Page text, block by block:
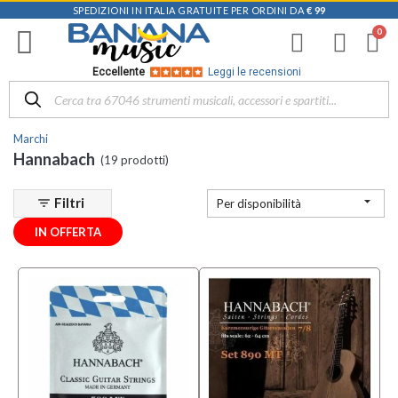
SPEDIZIONI IN ITALIA GRATUITE PER ORDINI DA € 99
Eccellente Leggi le recensioni
Marchi
Hannabach (19 prodotti)
Filtra
i
risultati
Disponibile
in
Negozio
Music |
Vicenza
(9)
| Altavilla
Vicentina
Mezzanota
del Grappa
IN OFFERTA
filter_list Filtri Per disponibilità 